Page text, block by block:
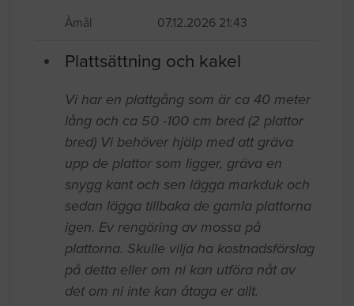
Åmål 07.12.2026 21:43
Plattsättning och kakel
Vi har en plattgång som är ca 40 meter
lång och ca 50 -100 cm bred (2 plattor
bred) Vi behöver hjälp med att gräva
upp de plattor som ligger, gräva en
snygg kant och sen lägga markduk och
sedan lägga tillbaka de gamla plattorna
igen. Ev rengöring av mossa på
plattorna. Skulle vilja ha kostnadsförslag
på detta eller om ni kan utföra nåt av
det om ni inte kan åtaga er allt.